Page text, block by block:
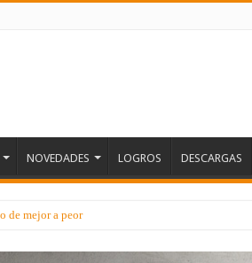
NOVEDADES LOGROS DESCARGAS
de mejor a peor